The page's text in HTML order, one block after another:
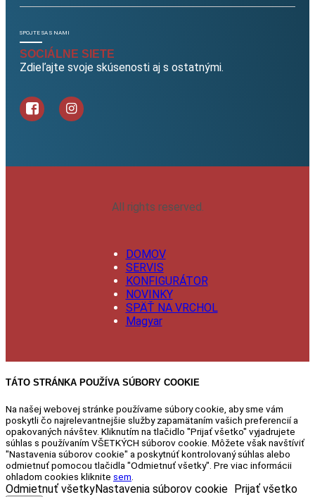
SPOJTE SA S NAMI
SOCIÁLNE SIETE
Zdieľajte svoje skúsenosti aj s ostatnými.
All rights reserved.
DOMOV
SERVIS
KONFIGURÁTOR
NOVINKY
SPÄŤ NA VRCHOL
Magyar
TÁTO STRÁNKA POUŽÍVA SÚBORY COOKIE
Na našej webovej stránke používame súbory cookie, aby sme vám
poskytli čo najrelevantnejšie služby zapamätaním vašich preferencií a
opakovaných návštev. Kliknutím na tlačidlo "Prijať všetko" vyjadrujete
súhlas s používaním VŠETKÝCH súborov cookie. Môžete však navštíviť
"Nastavenia súborov cookie" a poskytnúť kontrolovaný súhlas alebo
odmietnuť pomocou tlačidla "Odmietnuť všetky". Pre viac informácii
ohladom cookies kliknite sem
Odmietnuť všetkyNastavenia súborov cookie Prijať všetko